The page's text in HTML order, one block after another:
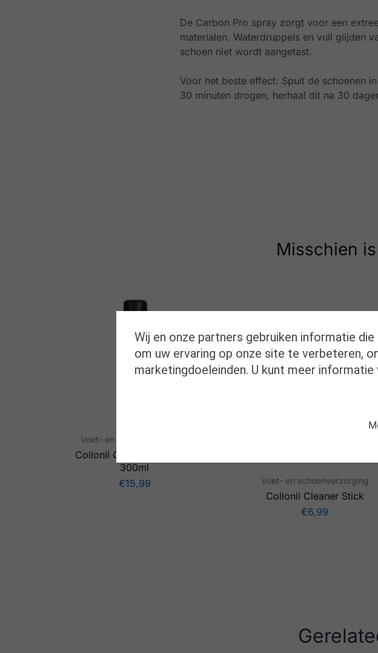
De Carbon Pro spray zorgt voor een
materialen. Waterdruppels en vuil glijden
schoen niet wordt aangetast.
Voor het beste effect: Spuit de schoenen
30 minuten drogen, herhaal dit na 30
Misschien
Voet- en schoenverzorging
Collonil Carbon Pro spray
300ml
€15,99 Voet- en schoenverzorging
Collonil Cleaner Stick
€6,99
Wij en onze partners gebruiken informatie
om uw ervaring op onze site te verbeteren,
marketingdoeleinden. U kunt meer informatie